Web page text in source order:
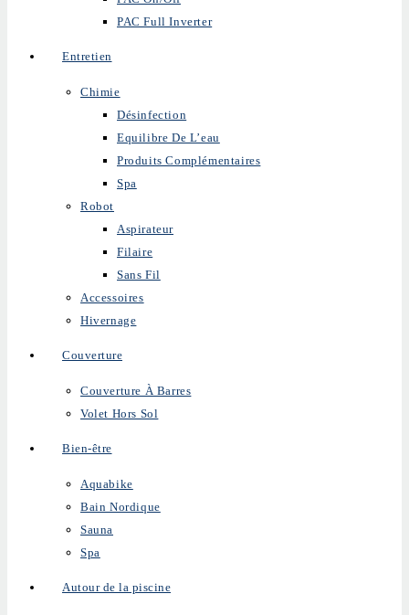
PAC Full Inverter
Entretien
Chimie
Désinfection
Equilibre De L’eau
Produits Complémentaires
Spa
Robot
Aspirateur
Filaire
Sans Fil
Accessoires
Hivernage
Couverture
Couverture À Barres
Volet Hors Sol
Bien-être
Aquabike
Bain Nordique
Sauna
Spa
Autour de la piscine